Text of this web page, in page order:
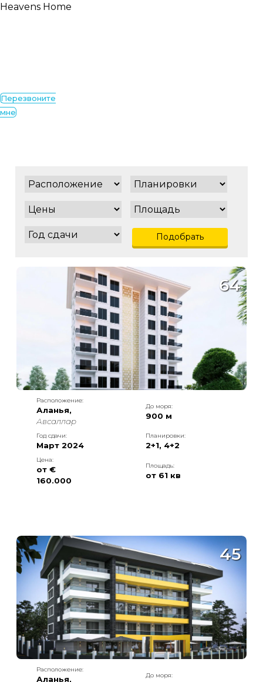
Heavens Home
Перезвоните
мне
Подобрать
64
Расположение:
Аланья,
Авсаллар
До моря:
900 м
Год сдачи:
Март 2024
Планировки:
2+1, 4+2
Цена:
от €
160.000
Площадь:
от 61 кв
45
Расположение:
Аланья,
До моря: